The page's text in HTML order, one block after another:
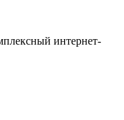
интернет-